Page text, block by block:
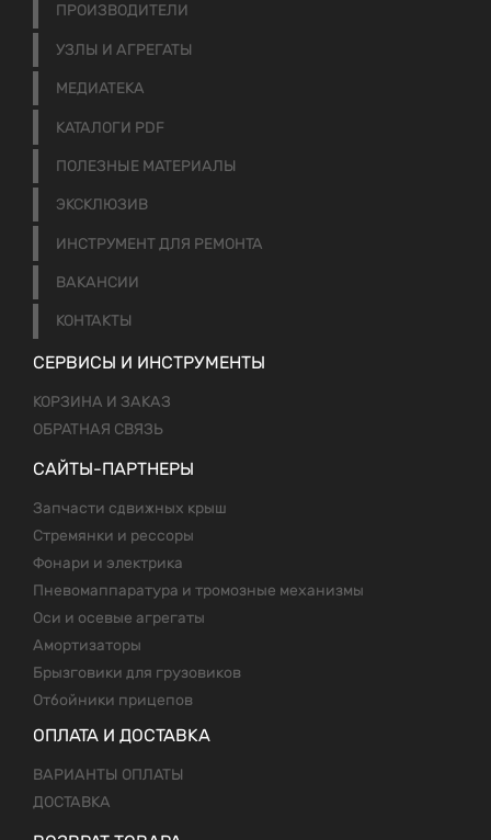
ПРОИЗВОДИТЕЛИ
УЗЛЫ И АГРЕГАТЫ
МЕДИАТЕКА
КАТАЛОГИ PDF
ПОЛЕЗНЫЕ МАТЕРИАЛЫ
ЭКСКЛЮЗИВ
ИНСТРУМЕНТ ДЛЯ РЕМОНТА
ВАКАНСИИ
КОНТАКТЫ
СЕРВИСЫ И ИНСТРУМЕНТЫ
КОРЗИНА И ЗАКАЗ
ОБРАТНАЯ СВЯЗЬ
САЙТЫ-ПАРТНЕРЫ
Запчасти сдвижных крыш
Стремянки и рессоры
Фонари и электрика
Пневомаппаратура и тромозные механизмы
Оси и осевые агрегаты
Амортизаторы
Брызговики для грузовиков
Отбойники прицепов
ОПЛАТА И ДОСТАВКА
ВАРИАНТЫ ОПЛАТЫ
ДОСТАВКА